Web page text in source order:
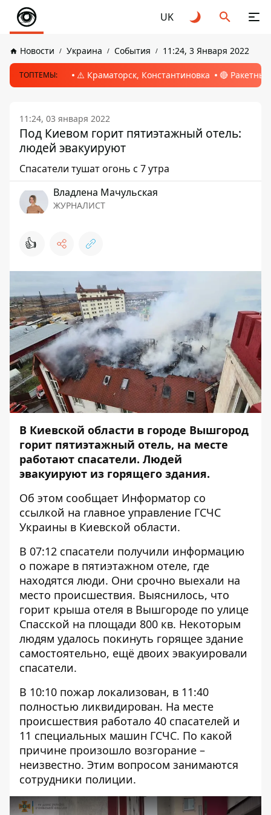
UK
Новости Украина События 11:24, 3 Января 2022
ТОПТЕМЫ: ⚠️ Краматорск, Константиновка 🔴
11:24, 03 января 2022
Под Киевом горит пятиэтажный отель:
людей эвакуируют
Спасатели тушат огонь с 7 утра
Владлена Мачульская
ЖУРНАЛИСТ
👍
В Киевской области в городе Вышгород
горит пятиэтажный отель, на месте
работают спасатели. Людей
эвакуируют из горящего здания.
Об этом сообщает Информатор со
ссылкой на главное управление ГСЧС
Украины в Киевской области.
В 07:12 спасатели получили информацию
о пожаре в пятиэтажном отеле, где
находятся люди. Они срочно выехали на
место происшествия. Выяснилось, что
горит крыша отеля в Вышгороде по улице
Спасской на площади 800 кв. Некоторым
людям удалось покинуть горящее здание
самостоятельно, ещё двоих эвакуировали
спасатели.
В 10:10 пожар локализован, в 11:40
полностью ликвидирован. На месте
происшествия работало 40 спасателей и
11 специальных машин ГСЧС. По какой
причине произошло возгорание –
неизвестно. Этим вопросом занимаются
сотрудники полиции.